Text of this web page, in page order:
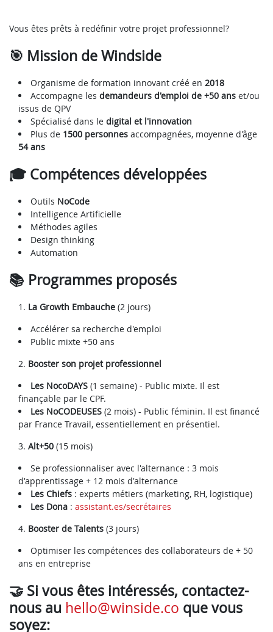
Vous êtes prêts à redéfinir votre projet professionnel?
🎯 Mission de Windside
Organisme de formation innovant créé en2018
Accompagne lesdemandeurs d'emploi de +50 ans et/ou
issus de QPV
Spécialisé dans ledigital et l'innovation
Plus de 1500 personnes accompagnées, moyenne d'âge
54 ans
🎓 Compétences développées
Outils NoCode
Intelligence Artificielle
Méthodes agiles
Design thinking
Automation
📚 Programmes proposés
La Growth Embauche (2 jours)
Accélérer sa recherche d'emploi
Public mixte +50 ans
Booster son projet professionnel
Les NocoDAYS (1 semaine) - Public mixte. Il est
finançable par le CPF.
Les NoCODEUSES (2 mois) - Public féminin. Il est financé
par France Travail, essentiellement en présentiel.
Alt+50 (15 mois)
Se professionnaliser avec l'alternance : 3 mois
d'apprentissage + 12 mois d'alternance
Les Chiefs : experts métiers (marketing, RH, logistique)
Les Dona :assistant.es/secrétaires
Booster de Talents (3 jours)
Optimiser les compétences des collaborateurs de + 50
ans en entreprise
🤝 Si vous êtes intéressés, contactez-
nous au hello@winside.co que vous
soyez: